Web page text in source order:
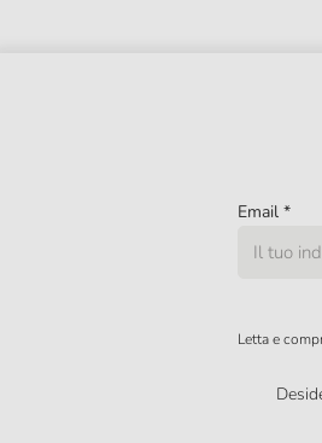
Email *
Letta e